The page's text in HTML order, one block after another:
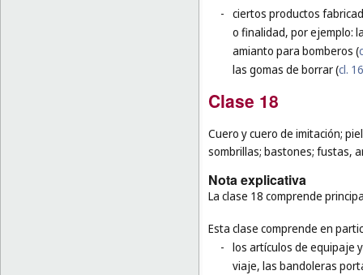
- ciertos productos
o finalidad, por ejemplo:
amianto para bomberos (
las gomas de borrar (cl. 16
Clase 18
Cuero y cuero de imitación;
sombrillas; bastones; fustas,
Nota explicativa
La clase 18 comprende
Esta clase comprende en
- los artículos de equipaje
viaje, las bandoleras